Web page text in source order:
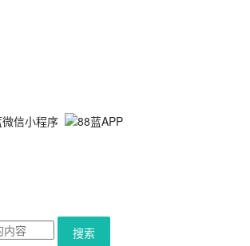
搜索